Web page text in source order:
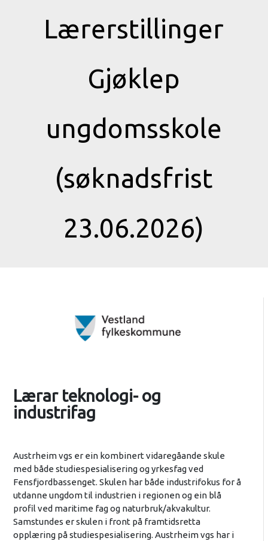
Lærerstillinger
Gjøklep
ungdomsskole
(søknadsfrist
23.06.2026)
Lærar teknologi- og
industrifag
Austrheim vgs er ein kombinert vidaregåande skule
med både studiespesialisering og yrkesfag ved
Fensfjordbassenget. Skulen har både industrifokus for å
utdanne ungdom til industrien i regionen og ein blå
profil ved maritime fag og naturbruk/akvakultur.
Samstundes er skulen i front på framtidsretta
opplæring på studiespesialisering. Austrheim vgs har i